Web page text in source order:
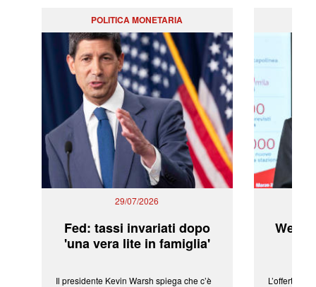
POLITICA MONETARIA
29/07/2026
Fed: tassi invariati dopo
'una vera lite in famiglia'
Il presidente Kevin Warsh spiega che c’è
L’offerta